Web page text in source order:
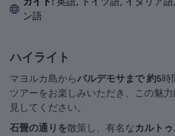
ン語
ハイライト
マヨルカ島からバルデモサまで 約5時
ツアーをお楽しみいただき、この魅
見してください。
石畳の通りを散策し、有名なカルト